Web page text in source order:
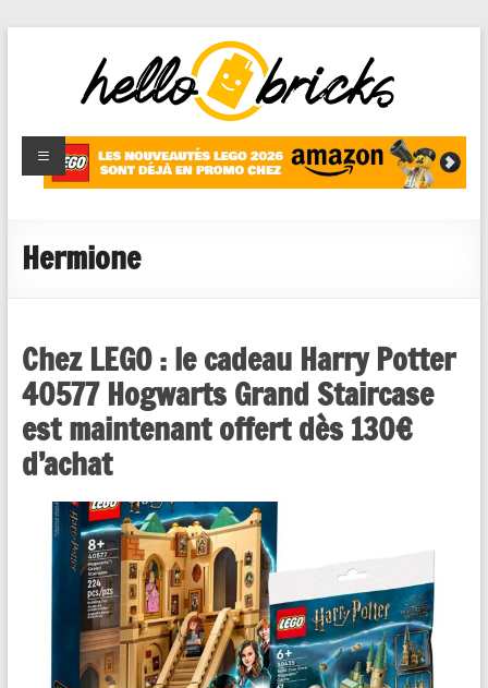
HelloBricks
Blog LEGO,
nouveaut�s
reviews
Hermione
Chez LEGO : le cadeau Harry Potter
40577 Hogwarts Grand Staircase
est maintenant offert dès 130€
d’achat